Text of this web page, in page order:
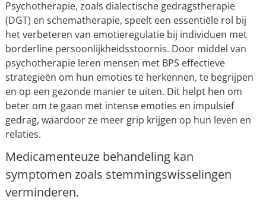
Psychotherapie, zoals dialectische gedragstherapie
(DGT) en schematherapie, speelt een essentiële rol bij
het verbeteren van emotieregulatie bij individuen met
borderline persoonlijkheidsstoornis. Door middel van
psychotherapie leren mensen met BPS effectieve
strategieën om hun emoties te herkennen, te begrijpen
en op een gezonde manier te uiten. Dit helpt hen om
beter om te gaan met intense emoties en impulsief
gedrag, waardoor ze meer grip krijgen op hun leven en
relaties.
Medicamenteuze behandeling kan
symptomen zoals stemmingswisselingen
verminderen.